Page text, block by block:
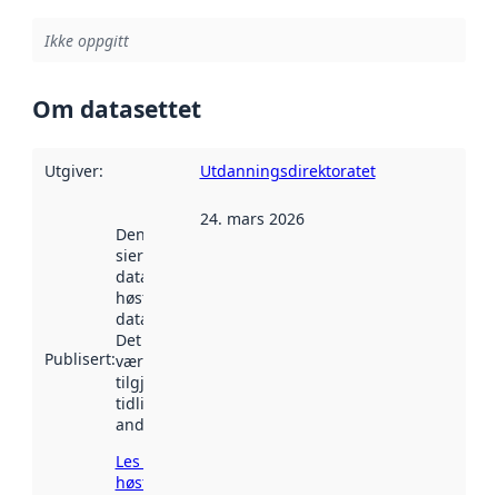
Ikke oppgitt
Om datasettet
Utgiver: Utdanningsdirektoratet
Publisert:
Denne datoen
sier når
datasettet ble
høstet av
data.norge.no.
Det kan ha
vært
tilgjengelig
tidligere
andre steder.
Les mer om
høsting her
24. mars 2026